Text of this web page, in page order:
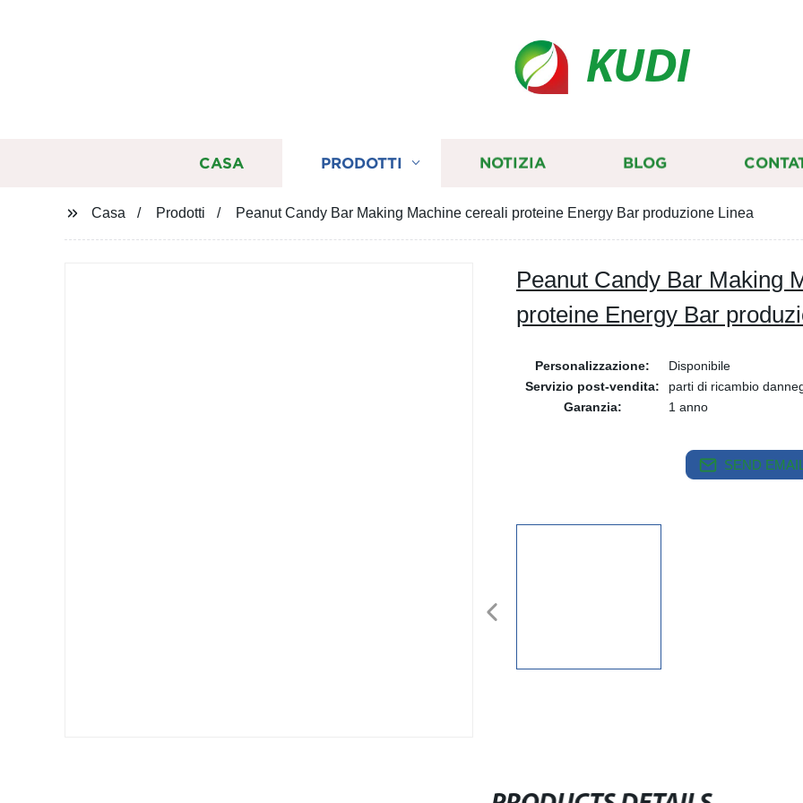
KUDI
CASA PRODOTTI NOTIZIA BLOG
Casa Prodotti Peanut Candy Bar Making Machine cereali proteine Energy Bar produzione Linea
Peanut Candy Bar Making
proteine Energy Bar
Personalizzazione:
Disponibile
Servizio post-vendita:
parti di ricambio
Garanzia:
1 anno
SEND